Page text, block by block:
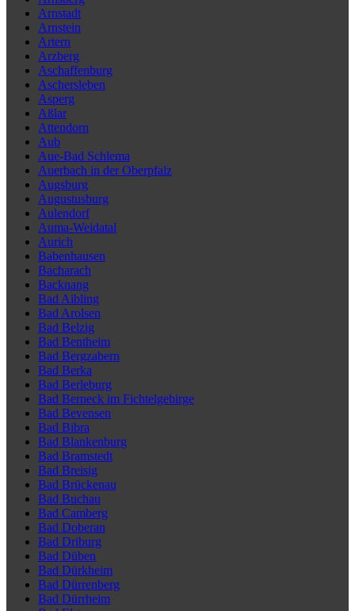
Arnstadt
Arnstein
Artern
Arzberg
Aschaffenburg
Aschersleben
Asperg
Aßlar
Attendorn
Aub
Aue-Bad Schlema
Auerbach in der Oberpfalz
Augsburg
Augustusburg
Aulendorf
Auma-Weidatal
Aurich
Babenhausen
Bacharach
Backnang
Bad Aibling
Bad Arolsen
Bad Belzig
Bad Bentheim
Bad Bergzabern
Bad Berka
Bad Berleburg
Bad Berneck im Fichtelgebirge
Bad Bevensen
Bad Bibra
Bad Blankenburg
Bad Bramstedt
Bad Breisig
Bad Brückenau
Bad Buchau
Bad Camberg
Bad Doberan
Bad Driburg
Bad Düben
Bad Dürkheim
Bad Dürrenberg
Bad Dürrheim